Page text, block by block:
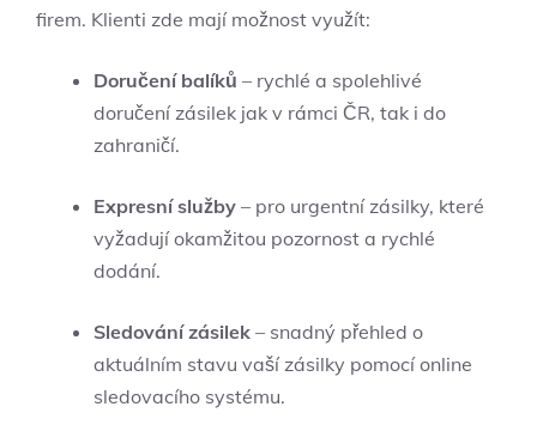
firem. Klienti zde mají možnost využít:
Doručení balíků – rychlé a spolehlivé
doručení zásilek jak v rámci ČR, tak i do
zahraničí.
Expresní služby – pro urgentní zásilky, které
vyžadují okamžitou pozornost a rychlé
dodání.
Sledování zásilek – snadný přehled o
aktuálním stavu vaší zásilky pomocí online
sledovacího systému.